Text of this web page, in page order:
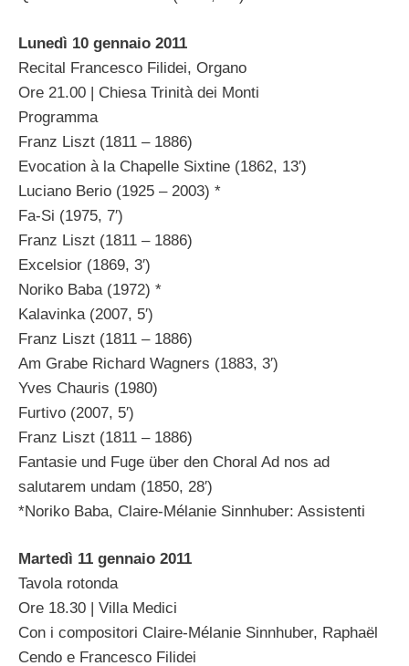
Lunedì 10 gennaio 2011
Recital Francesco Filidei, Organo
Ore 21.00 | Chiesa Trinità dei Monti
Programma
Franz Liszt (1811 – 1886)
Evocation à la Chapelle Sixtine (1862, 13′)
Luciano Berio (1925 – 2003) *
Fa-Si (1975, 7′)
Franz Liszt (1811 – 1886)
Excelsior (1869, 3′)
Noriko Baba (1972) *
Kalavinka (2007, 5′)
Franz Liszt (1811 – 1886)
Am Grabe Richard Wagners (1883, 3′)
Yves Chauris (1980)
Furtivo (2007, 5′)
Franz Liszt (1811 – 1886)
Fantasie und Fuge über den Choral Ad nos ad
salutarem undam (1850, 28′)
*Noriko Baba, Claire-Mélanie Sinnhuber: Assistenti
Martedì 11 gennaio 2011
Tavola rotonda
Ore 18.30 | Villa Medici
Con i compositori Claire-Mélanie Sinnhuber, Raphaël
Cendo e Francesco Filidei